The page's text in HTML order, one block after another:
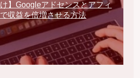
け】Googleアドセンスとアフィ
収益を倍増させる方法